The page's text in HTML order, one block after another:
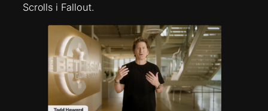
Scrolls i Fallout.